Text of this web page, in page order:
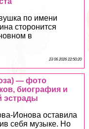
по имени
сторонится
в
23 06 2026 22:50:20
— фото
биография и
эстрады
Ионова оставила
себя музыке. Но